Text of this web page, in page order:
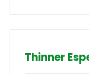
Thinner